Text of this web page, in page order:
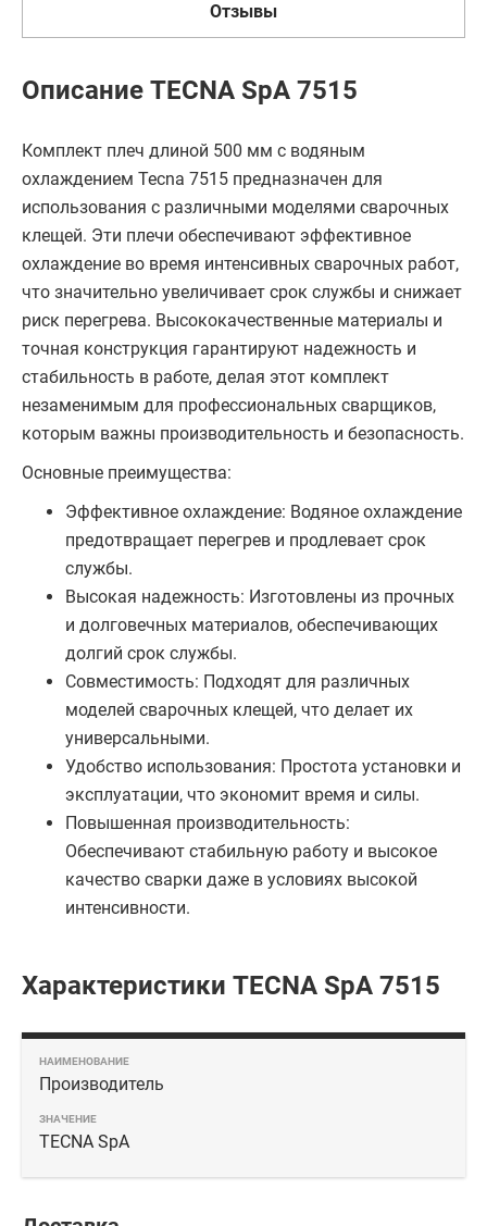
Отзывы
Описание TECNA SpA 7515
Комплект плеч длиной 500 мм с водяным
охлаждением Tecna 7515 предназначен для
использования с различными моделями сварочных
клещей. Эти плечи обеспечивают эффективное
охлаждение во время интенсивных сварочных работ,
что значительно увеличивает срок службы и снижает
риск перегрева. Высококачественные материалы и
точная конструкция гарантируют надежность и
стабильность в работе, делая этот комплект
незаменимым для профессиональных сварщиков,
которым важны производительность и безопасность.
Основные преимущества:
Эффективное охлаждение: Водяное охлаждение
предотвращает перегрев и продлевает срок
службы.
Высокая надежность: Изготовлены из прочных
и долговечных материалов, обеспечивающих
долгий срок службы.
Совместимость: Подходят для различных
моделей сварочных клещей, что делает их
универсальными.
Удобство использования: Простота установки и
эксплуатации, что экономит время и силы.
Повышенная производительность:
Обеспечивают стабильную работу и высокое
качество сварки даже в условиях высокой
интенсивности.
Характеристики TECNA SpA 7515
Производитель
TECNA SpA